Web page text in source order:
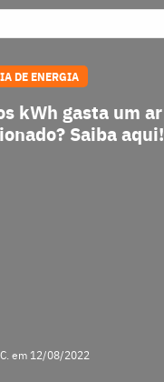
DE ENERGIA
kWh gasta um ar
Saiba aqui!
em 12/08/2022